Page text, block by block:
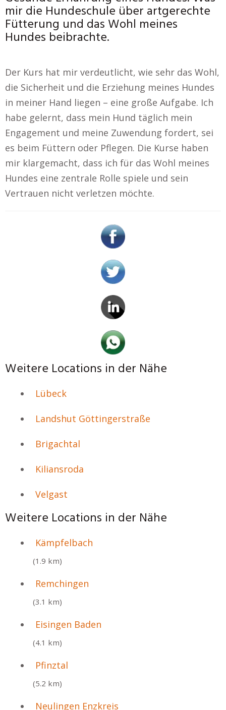
mir die Hundeschule über artgerechte
Fütterung und das Wohl meines
Hundes beibrachte.
Der Kurs hat mir verdeutlicht, wie sehr das Wohl,
die Sicherheit und die Erziehung meines Hundes
in meiner Hand liegen – eine große Aufgabe. Ich
habe gelernt, dass mein Hund täglich mein
Engagement und meine Zuwendung fordert, sei
es beim Füttern oder Pflegen. Die Kurse haben
mir klargemacht, dass ich für das Wohl meines
Hundes eine zentrale Rolle spiele und sein
Vertrauen nicht verletzen möchte.
Weitere Locations in der Nähe
Lübeck
Landshut Göttingerstraße
Brigachtal
Kiliansroda
Velgast
Weitere Locations in der Nähe
Kämpfelbach
(1.9 km)
Remchingen
(3.1 km)
Eisingen Baden
(4.1 km)
Pfinztal
(5.2 km)
Neulingen Enzkreis